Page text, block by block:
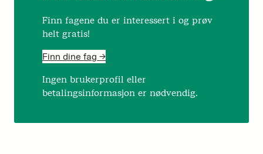
Finn fagene du er interessert i og prøv
helt gratis!
Finn dine fag ->
Ingen brukerprofil eller
betalingsinformasjon er nødvendig.